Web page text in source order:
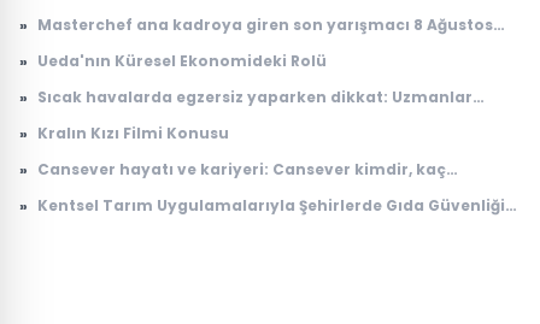
» Masterchef ana kadroya giren son yarışmacı 8 Ağustos
oldu?
» Ueda'nın Küresel Ekonomideki Rolü
» Sıcak havalarda egzersiz yaparken dikkat: Uzmanlar
» Kralın Kızı Filmi Konusu
» Cansever hayatı ve kariyeri: Cansever kimdir, kaç
» Kentsel Tarım Uygulamalarıyla Şehirlerde Gıda Güvenliği